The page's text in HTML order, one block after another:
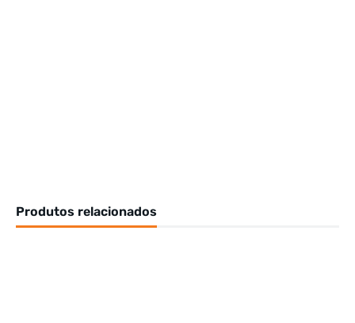
Produtos relacionados